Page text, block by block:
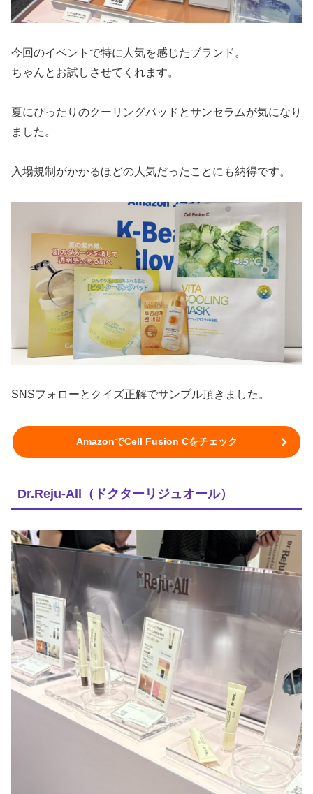
今回のイベントで特に人気を感じたブランド。
ちゃんとお試しさせてくれます。
夏にぴったりのクーリングパッドとサンセラムが気になり
ました。
入場規制がかかるほどの人気だったことにも納得です。
SNSフォローとクイズ正解でサンプル頂きました。
AmazonでCell Fusion Cをチェック
Dr.Reju-All（ドクターリジュオール）